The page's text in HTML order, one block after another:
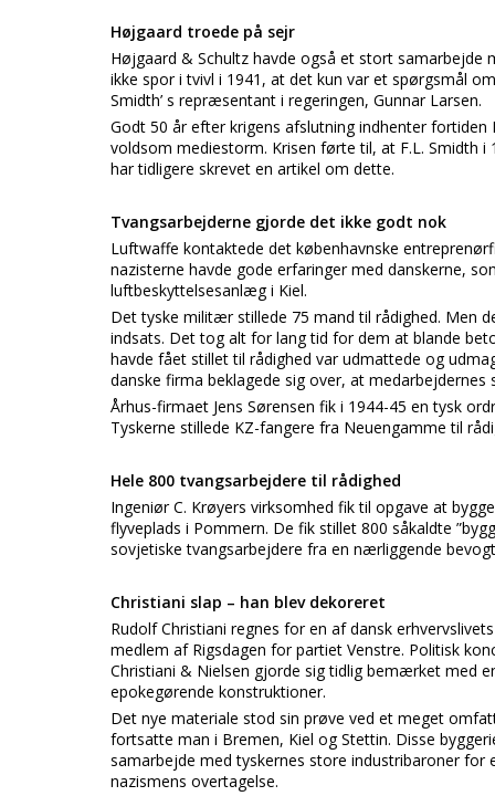
Højgaard troede på sejr
Højgaard & Schultz havde også et stort samarbejde
ikke spor i tvivl i 1941, at det kun var et spørgsmål
Smidth’ s repræsentant i regeringen, Gunnar Larsen.
Godt 50 år efter krigens afslutning indhenter fortiden
voldsom mediestorm. Krisen førte til, at F.L. Smidth
har tidligere skrevet en artikel om dette.
Tvangsarbejderne gjorde det ikke godt nok
Luftwaffe kontaktede det københavnske
nazisterne havde gode erfaringer med danskerne,
luftbeskyttelsesanlæg i Kiel.
Det tyske militær stillede 75 mand til rådighed. Men
indsats. Det tog alt for lang tid for dem at blande
havde fået stillet til rådighed var udmattede og
danske firma beklagede sig over, at medarbejdernes
Århus-firmaet Jens Sørensen fik i 1944-45 en tysk
Tyskerne stillede KZ-fangere fra Neuengamme til
Hele 800 tvangsarbejdere til rådighed
Ingeniør C. Krøyers virksomhed fik til opgave at
flyveplads i Pommern. De fik stillet 800 såkaldte
sovjetiske tvangsarbejdere fra en nærliggende
Christiani slap – han blev dekoreret
Rudolf Christiani regnes for en af dansk
medlem af Rigsdagen for partiet Venstre. Politisk
Christiani & Nielsen gjorde sig tidlig bemærket med
epokegørende konstruktioner.
Det nye materiale stod sin prøve ved et meget
fortsatte man i Bremen, Kiel og Stettin. Disse
samarbejde med tyskernes store industribaroner
nazismens overtagelse.